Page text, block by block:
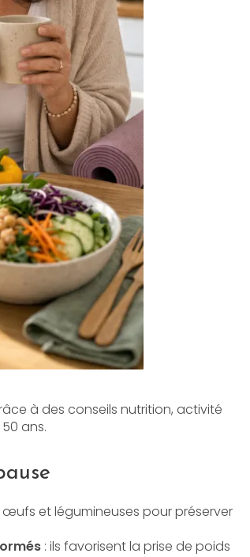
à des conseils nutrition, activité
ans.
œufs et légumineuses pour préserver
: ils favorisent la prise de poids